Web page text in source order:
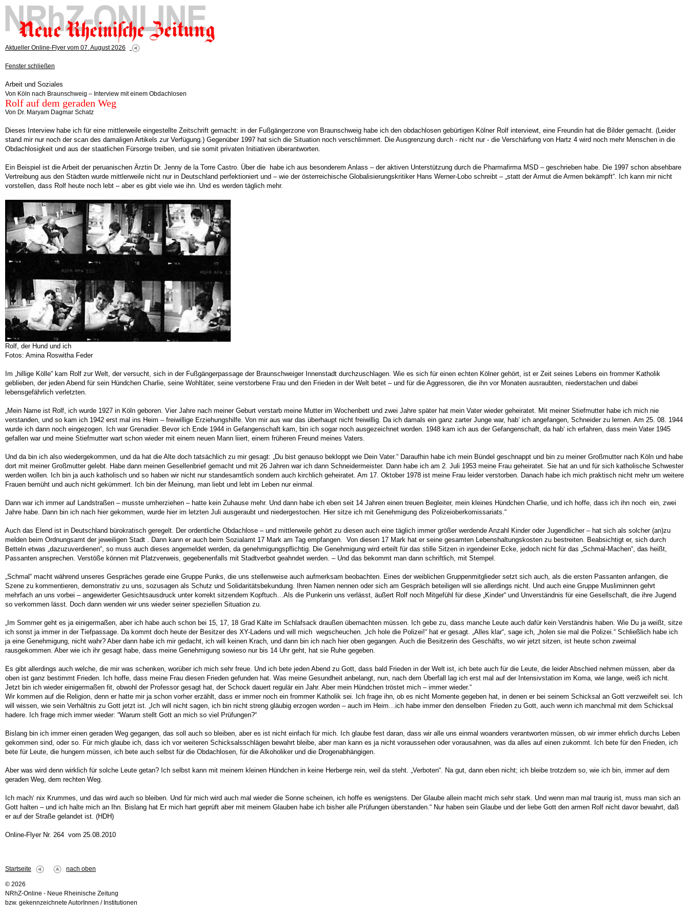
Aktueller Online-Flyer vom 07. August 2026
Fenster schließen
Arbeit und Soziales
Von Köln nach Braunschweig – Interview mit einem Obdachlosen
Rolf auf dem geraden Weg
Von Dr. Maryam Dagmar Schatz
Dieses Interview habe ich für eine mittlerweile eingestellte Zeitschrift gemacht: in der Fußgängerzone von Braunschweig habe ich den obdachlosen gebürtigen Kölner Rolf interviewt, eine Freundin hat die Bilder gemacht. (Leider
stand mir nur noch der scan des damaligen Artikels zur Verfügung.) Gegenüber 1997 hat sich die Situation noch verschlimmert. Die Ausgrenzung durch - nicht nur - die Verschärfung von Hartz 4 wird noch mehr Menschen in die
Obdachlosigkeit und aus der staatlichen Fürsorge treiben, und sie somit privaten Initiativen überantworten.
Ein Beispiel ist die Arbeit der peruanischen Ärztin Dr. Jenny de la Torre Castro. Über die habe ich aus besonderem Anlass – der aktiven Unterstützung durch die Pharmafirma MSD – geschrieben habe. Die 1997 schon absehbare
Vertreibung aus den Städten wurde mittlerweile nicht nur in Deutschland perfektioniert und – wie der österreichische Globalisierungskritiker Hans Werner-Lobo schreibt – „statt der Armut die Armen bekämpft“. Ich kann mir nicht
vorstellen, dass Rolf heute noch lebt – aber es gibt viele wie ihn. Und es werden täglich mehr.
Rolf, der Hund und ich
Fotos: Amina Roswitha Feder
Im „hillige Kölle“ kam Rolf zur Welt, der versucht, sich in der Fußgängerpassage der Braunschweiger Innenstadt durchzuschlagen. Wie es sich für einen echten Kölner gehört, ist er Zeit seines Lebens ein frommer Katholik
geblieben, der jeden Abend für sein Hündchen Charlie, seine Wohltäter, seine verstorbene Frau und den Frieden in der Welt betet – und für die Aggressoren, die ihn vor Monaten ausraubten, niederstachen und dabei
lebensgefährlich verletzten.
„Mein Name ist Rolf, ich wurde 1927 in Köln geboren. Vier Jahre nach meiner Geburt verstarb meine Mutter im Wochenbett und zwei Jahre später hat mein Vater wieder geheiratet. Mit meiner Stiefmutter habe ich mich nie
verstanden, und so kam ich 1942 erst mal ins Heim – freiwillige Erziehungshilfe. Von mir aus war das überhaupt nicht freiwillig. Da ich damals ein ganz zarter Junge war, hab‘ ich angefangen, Schneider zu lernen. Am 25. 08. 1944
wurde ich dann noch eingezogen. Ich war Grenadier. Bevor ich Ende 1944 in Gefangenschaft kam, bin ich sogar noch ausgezeichnet worden. 1948 kam ich aus der Gefangenschaft, da hab‘ ich erfahren, dass mein Vater 1945
gefallen war und meine Stiefmutter wart schon wieder mit einem neuen Mann liiert, einem früheren Freund meines Vaters.
Und da bin ich also wiedergekommen, und da hat die Alte doch tatsächlich zu mir gesagt: „Du bist genauso bekloppt wie Dein Vater.“ Daraufhin habe ich mein Bündel geschnappt und bin zu meiner Großmutter nach Köln und habe
dort mit meiner Großmutter gelebt. Habe dann meinen Gesellenbrief gemacht und mit 26 Jahren war ich dann Schneidermeister. Dann habe ich am 2. Juli 1953 meine Frau geheiratet. Sie hat an und für sich katholische Schwester
werden wollen. Ich bin ja auch katholisch und so haben wir nicht nur standesamtlich sondern auch kirchlich geheiratet. Am 17. Oktober 1978 ist meine Frau leider verstorben. Danach habe ich mich praktisch nicht mehr um weitere
Frauen bemüht und auch nicht gekümmert. Ich bin der Meinung, man liebt und lebt im Leben nur einmal.
Dann war ich immer auf Landstraßen – musste umherziehen – hatte kein Zuhause mehr. Und dann habe ich eben seit 14 Jahren einen treuen Begleiter, mein kleines Hündchen Charlie, und ich hoffe, dass ich ihn noch ein, zwei
Jahre habe. Dann bin ich nach hier gekommen, wurde hier im letzten Juli ausgeraubt und niedergestochen. Hier sitze ich mit Genehmigung des Polizeioberkomissariats.“
Auch das Elend ist in Deutschland bürokratisch geregelt. Der ordentliche Obdachlose – und mittlerweile gehört zu diesen auch eine täglich immer größer werdende Anzahl Kinder oder Jugendlicher – hat sich als solcher (an)zu
melden beim Ordnungsamt der jeweiligen Stadt . Dann kann er auch beim Sozialamt 17 Mark am Tag empfangen. Von diesen 17 Mark hat er seine gesamten Lebenshaltungskosten zu bestreiten. Beabsichtigt er, sich durch
Betteln etwas „dazuzuverdienen“, so muss auch dieses angemeldet werden, da genehmigungspflichtig. Die Genehmigung wird erteilt für das stille Sitzen in irgendeiner Ecke, jedoch nicht für das „Schmal-Machen“, das heißt,
Passanten ansprechen. Verstöße können mit Platzverweis, gegebenenfalls mit Stadtverbot geahndet werden. – Und das bekommt man dann schriftlich, mit Stempel.
„Schmal“ macht während unseres Gespräches gerade eine Gruppe Punks, die uns stellenweise auch aufmerksam beobachten. Eines der weiblichen Gruppenmitglieder setzt sich auch, als die ersten Passanten anfangen, die
Szene zu kommentieren, demonstrativ zu uns, sozusagen als Schutz und Solidaritätsbekundung. Ihren Namen nennen oder sich am Gespräch beteiligen will sie allerdings nicht. Und auch eine Gruppe Musliminnen gehrt
mehrfach an uns vorbei – angewiderter Gesichtsausdruck unter korrekt sitzendem Kopftuch…Als die Punkerin uns verlässt, äußert Rolf noch Mitgefühl für diese „Kinder“ und Unverständnis für eine Gesellschaft, die ihre Jugend
so verkommen lässt. Doch dann wenden wir uns wieder seiner speziellen Situation zu.
„Im Sommer geht es ja einigermaßen, aber ich habe auch schon bei 15, 17, 18 Grad Kälte im Schlafsack draußen übernachten müssen. Ich gebe zu, dass manche Leute auch dafür kein Verständnis haben. Wie Du ja weißt, sitze
ich sonst ja immer in der Tiefpassage. Da kommt doch heute der Besitzer des XY-Ladens und will mich wegscheuchen. „Ich hole die Polizei!“ hat er gesagt. „Alles klar“, sage ich, „holen sie mal die Polizei.“ Schließlich habe ich
ja eine Genehmigung, nicht wahr? Aber dann habe ich mir gedacht, ich will keinen Krach, und dann bin ich nach hier oben gegangen. Auch die Besitzerin des Geschäfts, wo wir jetzt sitzen, ist heute schon zweimal
rausgekommen. Aber wie ich ihr gesagt habe, dass meine Genehmigung sowieso nur bis 14 Uhr geht, hat sie Ruhe gegeben.
Es gibt allerdings auch welche, die mir was schenken, worüber ich mich sehr freue. Und ich bete jeden Abend zu Gott, dass bald Frieden in der Welt ist, ich bete auch für die Leute, die leider Abschied nehmen müssen, aber da
oben ist ganz bestimmt Frieden. Ich hoffe, dass meine Frau diesen Frieden gefunden hat. Was meine Gesundheit anbelangt, nun, nach dem Überfall lag ich erst mal auf der Intensivstation im Koma, wie lange, weiß ich nicht.
Jetzt bin ich wieder einigermaßen fit, obwohl der Professor gesagt hat, der Schock dauert regulär ein Jahr. Aber mein Hündchen tröstet mich – immer wieder.“
Wir kommen auf die Religion, denn er hatte mir ja schon vorher erzählt, dass er immer noch ein frommer Katholik sei. Ich frage ihn, ob es nicht Momente gegeben hat, in denen er bei seinem Schicksal an Gott verzweifelt sei. Ich
will wissen, wie sein Verhältnis zu Gott jetzt ist. „Ich will nicht sagen, ich bin nicht streng gläubig erzogen worden – auch im Heim…ich habe immer den denselben Frieden zu Gott, auch wenn ich manchmal mit dem Schicksal
hadere. Ich frage mich immer wieder: “Warum stellt Gott an mich so viel Prüfungen?“
Bislang bin ich immer einen geraden Weg gegangen, das soll auch so bleiben, aber es ist nicht einfach für mich. Ich glaube fest daran, dass wir alle uns einmal woanders verantworten müssen, ob wir immer ehrlich durchs Leben
gekommen sind, oder so. Für mich glaube ich, dass ich vor weiteren Schicksalsschlägen bewahrt bleibe, aber man kann es ja nicht voraussehen oder vorausahnen, was da alles auf einen zukommt. Ich bete für den Frieden, ich
bete für Leute, die hungern müssen, ich bete auch selbst für die Obdachlosen, für die Alkoholiker und die Drogenabhängigen.
Aber was wird denn wirklich für solche Leute getan? Ich selbst kann mit meinem kleinen Hündchen in keine Herberge rein, weil da steht. „Verboten“. Na gut, dann eben nicht; ich bleibe trotzdem so, wie ich bin, immer auf dem
geraden Weg, dem rechten Weg.
Ich mach‘ nix Krummes, und das wird auch so bleiben. Und für mich wird auch mal wieder die Sonne scheinen, ich hoffe es wenigstens. Der Glaube allein macht mich sehr stark. Und wenn man mal traurig ist, muss man sich an
Gott halten – und ich halte mich an Ihn. Bislang hat Er mich hart geprüft aber mit meinem Glauben habe ich bisher alle Prüfungen überstanden.“ Nur haben sein Glaube und der liebe Gott den armen Rolf nicht davor bewahrt, daß
er auf der Straße gelandet ist. (HDH)
Online-Flyer Nr. 264 vom 25.08.2010
Startseite nach oben
© 2026
NRhZ-Online - Neue Rheinische Zeitung
bzw. gekennzeichnete AutorInnen / Institutionen